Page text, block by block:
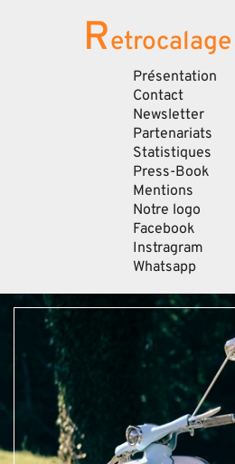
Retrocalage
Présentation
Contact
Newsletter
Partenariats
Statistiques
Press-Book
Mentions
Notre logo
Facebook
Instragram
Whatsapp